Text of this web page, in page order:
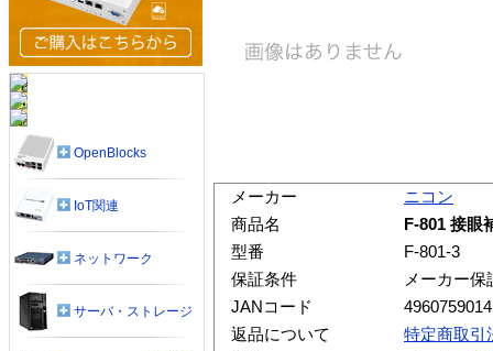
メーカー
ニコン
商品名
F-801 接眼
型番
F-801-3
保証条件
メーカー保
JANコード
返品について
特定商取引
OpenBlocks
IoT関連
ネットワーク
サーバ・ストレージ